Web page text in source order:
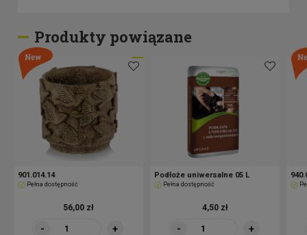
Produkty powiązane
901.014.14
Pełna dostępność
56,00 zł
- +
Podłoże uniwersalne 05 L
Pełna dostępność
4,50 zł
- +